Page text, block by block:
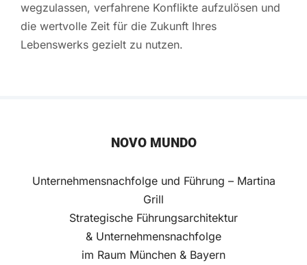
wegzulassen, verfahrene Konflikte aufzulösen und
die wertvolle Zeit für die Zukunft Ihres
Lebenswerks gezielt zu nutzen.
NOVO MUNDO
Unternehmensnachfolge und Führung – Martina
Grill
Strategische Führungsarchitektur
& Unternehmensnachfolge
im Raum München & Bayern